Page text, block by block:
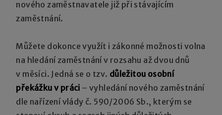
nového zaměstnavatele již při stávajícím
zaměstnání.
Můžete dokonce využít i zákonné možnosti volna
na hledání zaměstnání v rozsahu až dvou dnů
v měsíci. Jedná se o tzv. důležitou osobní
překážku v práci – vyhledání nového zaměstnání
dle nařízení vlády č. 590/2006 Sb., kterým se